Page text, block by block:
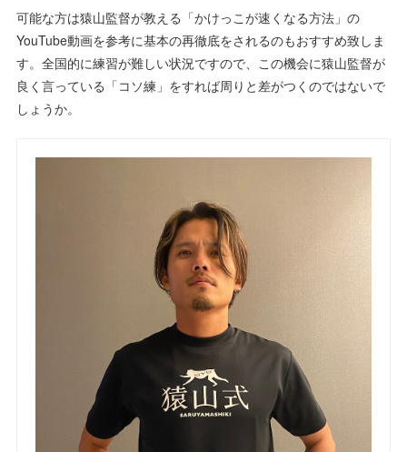
可能な方は猿山監督が教える「かけっこが速くなる方法」の
YouTube動画を参考に基本の再徹底をされるのもおすすめ致しま
す。全国的に練習が難しい状況ですので、この機会に猿山監督が
良く言っている「コソ練」をすれば周りと差がつくのではないで
しょうか。